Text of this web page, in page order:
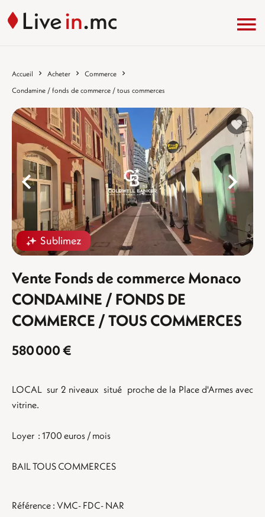
Accueil Acheter
Commerce
Condamine / fonds de commerce / tous commerces
Sublimez
%}
Vente Fonds de commerce Monaco
CONDAMINE / FONDS DE
COMMERCE / TOUS COMMERCES
580 000 €
LOCAL sur 2 niveaux situé proche de la Place d'Armes avec
vitrine.
Loyer : 1700 euros / mois
BAIL TOUS COMMERCES
Référence : VMC- FDC- NAR